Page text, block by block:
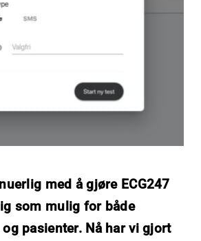
med å gjøre ECG247
som mulig for både
pasienter. Nå har vi gjort